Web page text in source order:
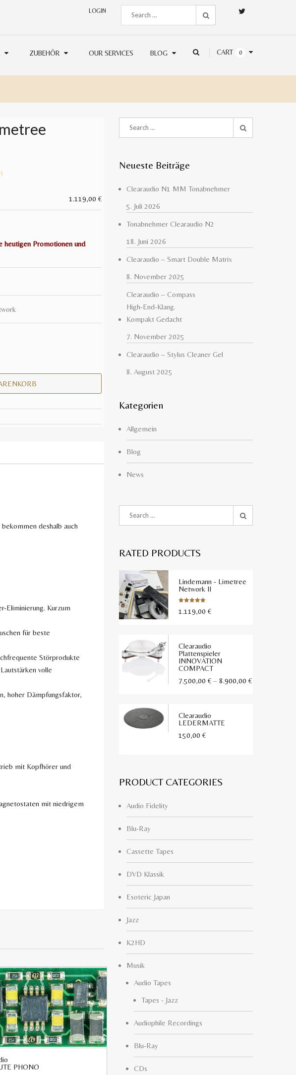
LOGIN
ZUBEHÖR OUR SERVICES BLOG CART 0
1.119,00 €
heutigen Promotionen und
bekommen deshalb auch
Eliminierung. Kurzum
für beste
Störprodukte
volle
hoher Dämpfungsfaktor,
mit Kopfhörer und
mit niedrigem
PHONO
Neueste Beiträge
Clearaudio N1 MM Tonabnehmer
5. Juli 2026
Tonabnehmer Clearaudio N2
18. Juni 2026
Clearaudio – Smart Double Matrix
8. November 2025
Clearaudio – Compass
High-End-Klang.
Kompakt Gedacht
7. November 2025
Clearaudio – Stylus Cleaner Gel
8. August 2025
Kategorien
Allgemein
Blog
News
RATED PRODUCTS
Lindemann - Limetree
Network II
Bewertet
1.119,00 €
Clearaudio
Plattenspieler
INNOVATION
COMPACT
7.500,00 € – 8.900,00 €Preisspanne:
Clearaudio
LEDERMATTE
150,00 €
PRODUCT CATEGORIES
Audio Fidelity
Blu-Ray
Cassette Tapes
DVD Klassik
Esoteric Japan
Jazz
K2HD
Musik
Audio Tapes
Tapes - Jazz
Audiophile Recordings
Blu-Ray
CDs